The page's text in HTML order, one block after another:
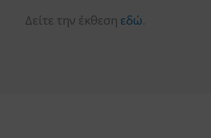
Δείτε την έκθεση εδώ.